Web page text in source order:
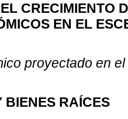
CRECIMIENTO
EN EL
proyectado en
BIENES RAÍCES